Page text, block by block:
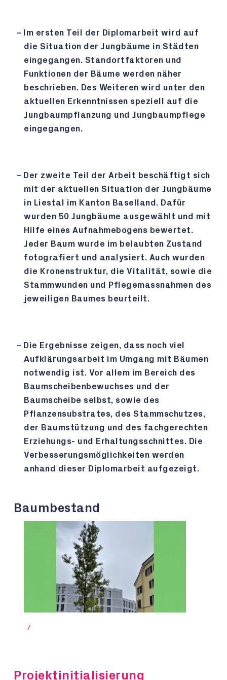
Im ersten Teil der Diplomarbeit wird auf
die Situation der Jungbäume in Städten
eingegangen. Standortfaktoren und
Funktionen der Bäume werden näher
beschrieben. Des Weiteren wird unter den
aktuellen Erkenntnissen speziell auf die
Jungbaumpflanzung und Jungbaumpflege
eingegangen.
Der zweite Teil der Arbeit beschäftigt sich
mit der aktuellen Situation der Jungbäume
in Liestal im Kanton Baselland. Dafür
wurden 50 Jungbäume ausgewählt und mit
Hilfe eines Aufnahmebogens bewertet.
Jeder Baum wurde im belaubten Zustand
fotografiert und analysiert. Auch wurden
die Kronenstruktur, die Vitalität, sowie die
Stammwunden und Pflegemassnahmen des
jeweiligen Baumes beurteilt.
Die Ergebnisse zeigen, dass noch viel
Aufklärungsarbeit im Umgang mit Bäumen
notwendig ist. Vor allem im Bereich des
Baumscheibenbewuchses und der
Baumscheibe selbst, sowie des
Pflanzensubstrates, des Stammschutzes,
der Baumstützung und des fachgerechten
Erziehungs- und Erhaltungsschnittes. Die
Verbesserungsmöglichkeiten werden
anhand dieser Diplomarbeit aufgezeigt.
Baumbestand
/
Projektinitialisierung